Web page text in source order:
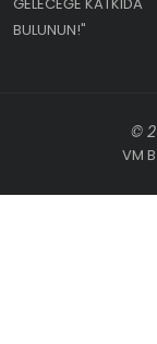
BULUNUN!"
©
VM